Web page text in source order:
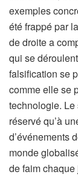
exemples
été frappé par
de droite a
qui se
falsification se
comme elle se
technologie. Le
réservé qu’à
d’événements
monde
de faim chaque